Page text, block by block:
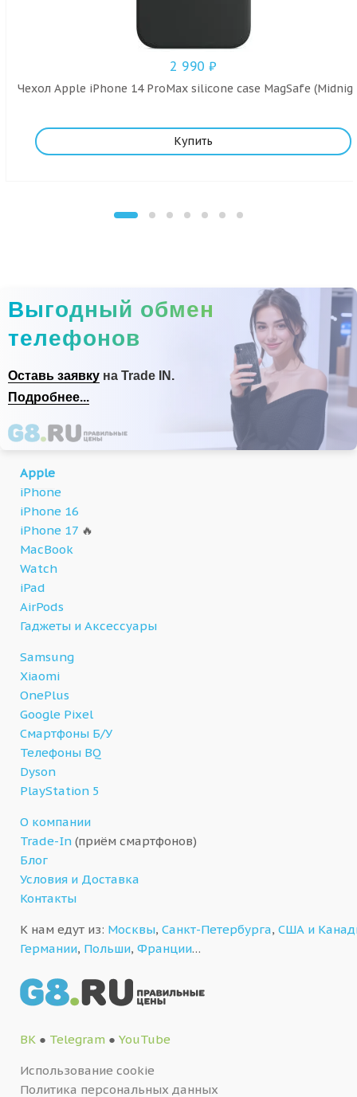
2 990₽
Чехол Apple iPhone 14 ProMax silicone case MagSafe
Купить
Выгодный обмен
телефонов
Оставь заявку на Trade IN.
Подробнее...
Apple
iPhone
iPhone 16
iPhone 17 🔥
MacBook
Watch
iPad
AirPods
Гаджеты и Аксессуары
Samsung
Xiaomi
OnePlus
Google Pixel
Смартфоны Б/У
Телефоны BQ
Dyson
PlayStation 5
О компании
Trade-In (приём смартфонов)
Блог
Условия и Доставка
Контакты
К нам едут из: Москвы, Санкт-Петербурга, США и
Германии, Польши, Франции…
ВК ● Telegram ● YouTube
Использование cookie
Политика персональных данных